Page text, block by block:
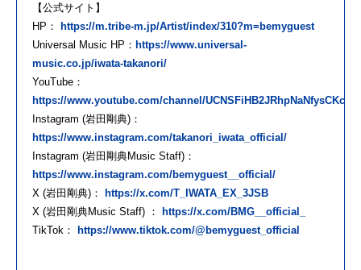
【公式サイト】
HP：
https://m.tribe-m.jp/Artist/index/310?m=bemyguest
Universal Music HP： https://www.universal-
music.co.jp/iwata-takanori/
YouTube：
https://www.youtube.com/channel/UCNSFiHB2JRhpNaNfysCKcHQ
Instagram (岩田剛典)：
https://www.instagram.com/takanori_iwata_official/
Instagram (岩田剛典Music Staff)：
https://www.instagram.com/bemyguest__official/
X (岩田剛典)：
https://x.com/T_IWATA_EX_3JSB
X (岩田剛典Music Staff) ：
https://x.com/BMG__official_
TikTok：
https://www.tiktok.com/@bemyguest_official